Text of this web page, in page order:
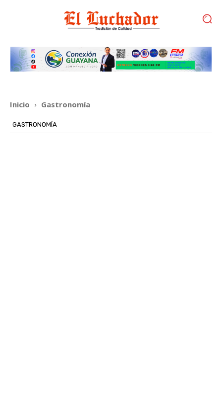
Inicio Gastronomía
GASTRONOMÍA